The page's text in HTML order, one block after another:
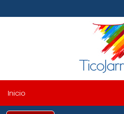
Inicio